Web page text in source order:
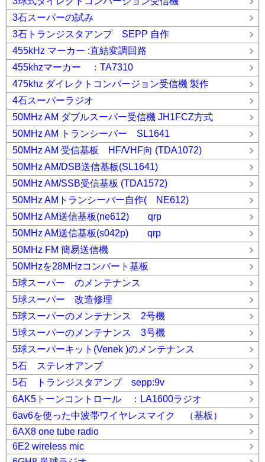
3石スーパーの試み
3石トランジスタアンプ SEPP 自作
455kHz マーカー :直結変調回路
455khzマーカー ：TA7310
475khz ダイレクトコンバージョン受信機 製作
4石スーパーラジオ
50MHz AM ダブルスーパー受信機 JH1FCZ方式
50MHz AM トランシーバー SL1641
50MHz AM 受信基板 HF/VHF向 (TDA1072)
50MHz AM/DSB送信基板(SL1641)
50MHz AM/SSB受信基板 (TDA1572)
50MHz AMトランシーバー自作( NE612)
50MHz AM送信基板(ne612) qrp
50MHz AM送信基板(s042p) qrp
50MHz FM 簡易送信機
50MHzを28MHzコンバート基板
5球スーパー のメンテナンス
5球スーパー 改造修理
5球スーパーのメンテナンス 2号機
5球スーパーのメンテナンス 3号機
5球スーパーキット(Venek )のメンテナンス
5石 ステレオアンプ
5石 トランジスタアンプ sepp:9v
6AK5トーンコントロール ：LA1600ラジオ
6av6を使った中波帯ワイヤレスマイク （基板）
6AX8 one tube radio
6E2 wireless mic